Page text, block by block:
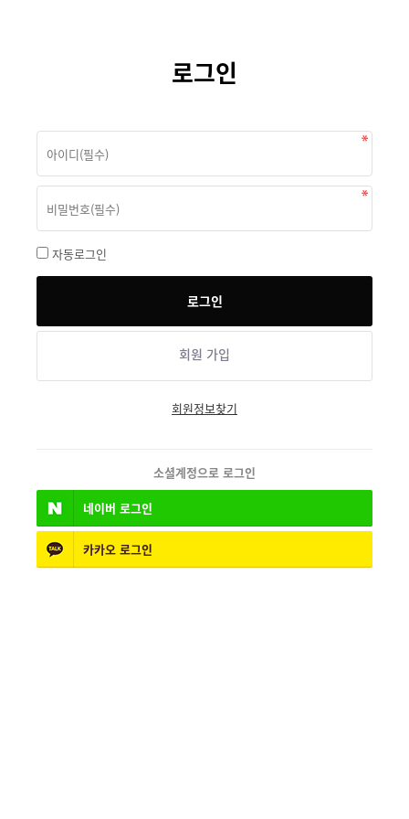
로그인
자동로그인
회원 가입
회원정보찾기
소셜계정으로 로그인
네이버 로그인
카카오 로그인